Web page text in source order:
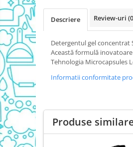
Odorizant Bazin WC
Cantar
Produse Pentru Bucatarie
Detergent Vase Pentru Masina
Detergent Vase Manual
Solutie Clatire Vase
Sare Masina De Spalat
Folie Si Pungi Alimentare
Lavete Si Bureti
Curatenie Bucatarie
Pungi Ambalare / Saci Menajeri
Descriere Review-uri
Detergentul gel concentrat
Această formulă
Tehnologia Microcapsules
Informatii conformitate
Produse